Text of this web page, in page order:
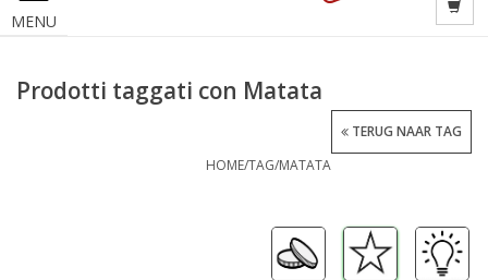
MENU
Prodotti taggati con Matata
HOME/TAG/MATATA
TERUG NAAR TAG